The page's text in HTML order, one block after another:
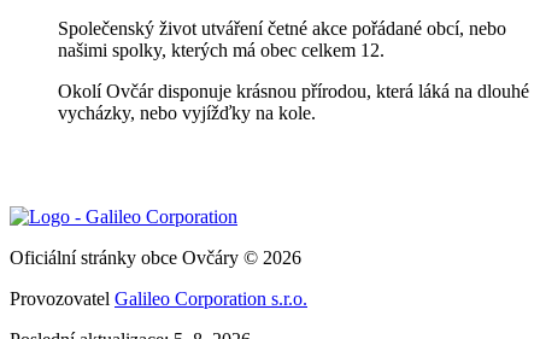
Společenský život utváření četné akce pořádané obcí, nebo
našimi spolky, kterých má obec celkem 12.
Okolí Ovčár disponuje krásnou přírodou, která láká na dlouhé
vycházky, nebo vyjížďky na kole.
Oficiální stránky obce Ovčáry © 2026
Provozovatel Galileo Corporation s.r.o.